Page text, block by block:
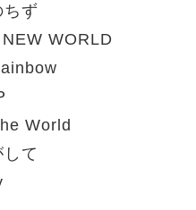
ちず
NEW WORLD
World
して